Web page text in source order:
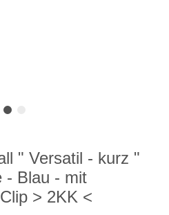
" Versatil - kurz "
- Blau - mit
> 2KK <